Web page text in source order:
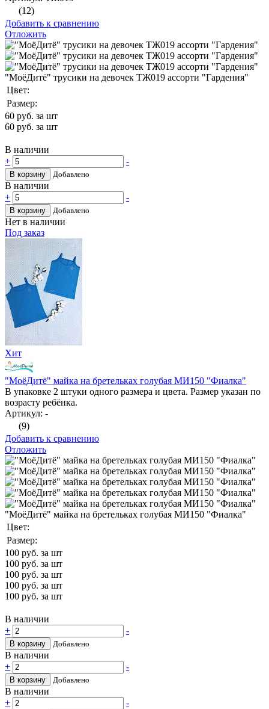
(12)
Добавить к сравнению
Отложить
"МоёДитё" трусики на девочек ТЖ019 ассорти "Гардения"
Цвет:
Размер:
60 руб. за шт
60 руб. за шт
В наличии
+
-
В корзину Добавлено
В наличии
+
-
В корзину Добавлено
Нет в наличии
Под заказ
Хит
"МоёДитё" майка на бретельках голубая МИ150 "Фиалка"
В упаковке 2 штуки одного размера и цвета. Размер указан по
возрасту ребёнка.
Артикул: -
(9)
Добавить к сравнению
Отложить
"МоёДитё" майка на бретельках голубая МИ150 "Фиалка"
Цвет:
Размер:
100 руб. за шт
100 руб. за шт
100 руб. за шт
100 руб. за шт
100 руб. за шт
В наличии
+
-
В корзину Добавлено
В наличии
+
-
В корзину Добавлено
В наличии
+
-